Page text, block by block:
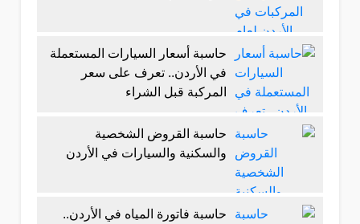
حاسبة أسعار السيارات المستعملة
في الأردن.. تعرف على سعر
المركبة قبل الشراء
حاسبة القروض الشخصية
والسكنية والسيارات في الأردن
حاسبة فاتورة المياه في الأردن..